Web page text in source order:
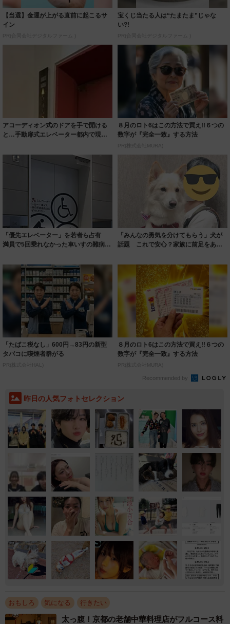
【当選】金運が上がる直前に起こるサ
イン
PR(合同会社デジタルファーム )
宝くじ当たる人は“たまたま”じゃな
い?!
PR(合同会社デジタルファーム )
アコーディオン式のドアを手で開ける
と…手動扉式エレベーター都内で現役
８月のロト6はこの方法で買え!!６つの
数字が『完全一致』する方法
PR(株式会社MURA)
「優先エレベーター」を若者ら占有
満員で5回乗れなかった車いすの難病女
「みんなの勇気を分けてもらう」犬が
話題 これで安心？家族に前足をあず
「たばこ税なし」600円→83円の新型
タバコに喫煙者群がる
PR(株式会社HAL)
８月のロト6はこの方法で買え!!６つの
数字が『完全一致』する方法
PR(株式会社MURA)
Recommended by
昨日の人気フォトセレクション
おもしろ 気になる 行きたい
太っ腹！京都の老舗中華料理店がフルコース料